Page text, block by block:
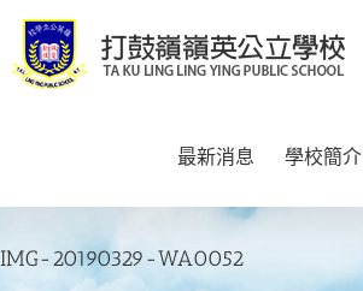
最新消息 學校簡介
IMG-20190329-WA0052